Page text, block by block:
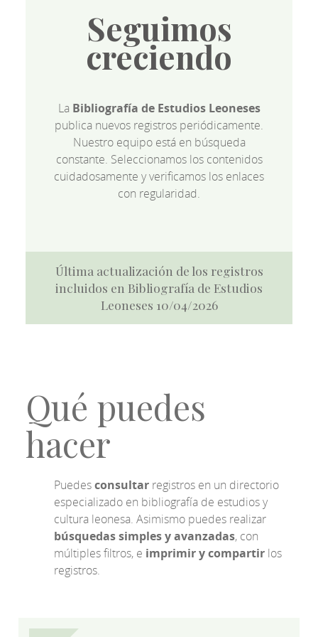
Seguimos
creciendo
La Bibliografía de Estudios Leoneses
publica nuevos registros periódicamente.
Nuestro equipo está en búsqueda
constante. Seleccionamos los contenidos
cuidadosamente y verificamos los enlaces
con regularidad.
Última actualización de los registros
incluidos en Bibliografía de Estudios
Leoneses 10/04/2026
Qué puedes
hacer
Puedesconsultar registros en un directorio
especializado en bibliografía de estudios y
cultura leonesa. Asimismo puedes realizar
búsquedas simples y avanzadas, con
múltiples filtros, e imprimir y compartir los
registros.